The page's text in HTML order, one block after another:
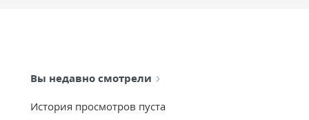
Вы недавно смотрели
История просмотров пуста